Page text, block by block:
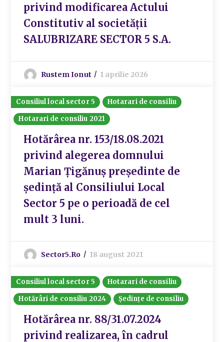
privind modificarea Actului
Constitutiv al societății
SALUBRIZARE SECTOR 5 S.A.
Rustem Ionut 1 aprilie 2026
Consiliul local sector 5
Hotarari de consiliu
Hotarari de consiliu 2021
Hotărârea nr. 153/18.08.2021
privind alegerea domnului
Marian Țigănuș președinte de
ședință al Consiliului Local
Sector 5 pe o perioadă de cel
mult 3 luni.
Sector5.ro 18 august 2021
Consiliul local sector 5
Hotarari de consiliu
Hotărâri de consiliu 2024
Ședințe de consiliu
Hotărârea nr. 88/31.07.2024
privind realizarea, în cadrul